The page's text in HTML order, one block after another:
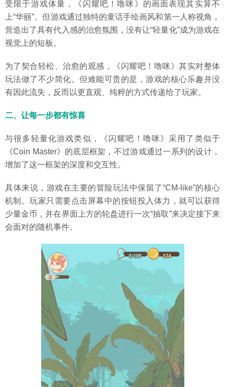
受限于游戏体量，《闪耀吧！噜咪》的画面表现其实算不
上“华丽”。但游戏通过独特的童话手绘画风和第一人称视角，
营造出了具有代入感的治愈氛围，没有让“轻量化”成为游戏在
视觉上的短板。
为了契合轻松、治愈的观感，《闪耀吧！噜咪》其实对整体
玩法做了不少简化。但难能可贵的是，游戏的核心乐趣并没
有因此流失，反而以更直观、纯粹的方式传递给了玩家。
二、让每一步都有惊喜
与很多轻量化游戏类似，《闪耀吧！噜咪》采用了类似于
《Coin Master》的底层框架，不过游戏通过一系列的设计，
增加了这一框架的深度和交互性。
具体来说，游戏在主要的冒险玩法中保留了“CM-like”的核心
机制。玩家只需要点击屏幕中的按钮投入体力，就可以获得
少量金币，并在界面上方的轮盘进行一次“抽取”来决定接下来
会面对的随机事件。